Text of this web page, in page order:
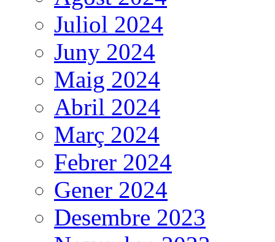
Juliol 2024
Juny 2024
Maig 2024
Abril 2024
Març 2024
Febrer 2024
Gener 2024
Desembre 2023